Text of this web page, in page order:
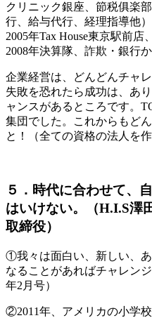
クリニック銀座、節税俱楽
行、給与代行、経理指導他
2005年Tax House東京駅前店
2008年決算隊、詐欺・銀行
企業経営は、どんどんチャ
失敗を恐れたら成功は、あ
ャンスがあるところです。
集団でした。これからもど
と！（全ての資格の法人を
５．時代に合わせて、
はいけない。（H.I.S澤
取締役）
①我々は面白い、新しい、
なることがあればチャレン
年2月号）
②2011年、アメリカの小学